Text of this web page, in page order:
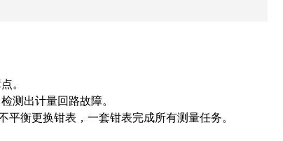
。
测出计量回路故障。
衡更换钳表，一套钳表完成所有测量任务。